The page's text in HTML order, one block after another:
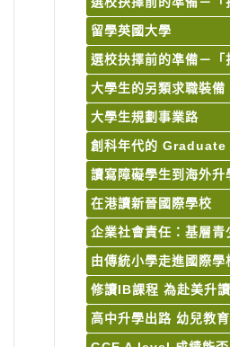
留學英國大學
選校抉擇前的凖備－「
大學生的另類求職裝備
大學生規劃事業路
創科年代的
讀寫障礙學生到海外升
在港讀新晉國際學校
企業社會責任：基層
由傳統小學走進國際學
修讀IB課程 為赴美升
高中升學出路 幼兒教